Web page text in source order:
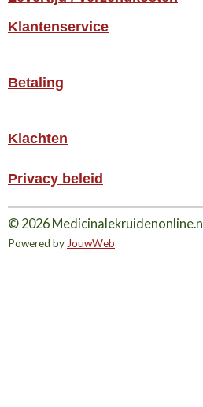
Klantenservice
Betaling
Klachten
Privacy beleid
© 2026 Medicinalekruidenonline.nl
Powered byJouwWeb